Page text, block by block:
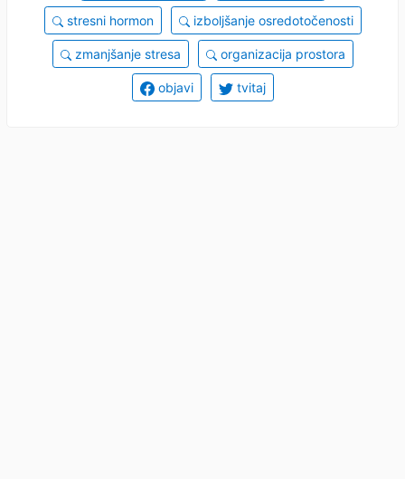
stresni hormon izboljšanje osredotočenosti
zmanjšanje stresa organizacija prostora
objavi tvitaj